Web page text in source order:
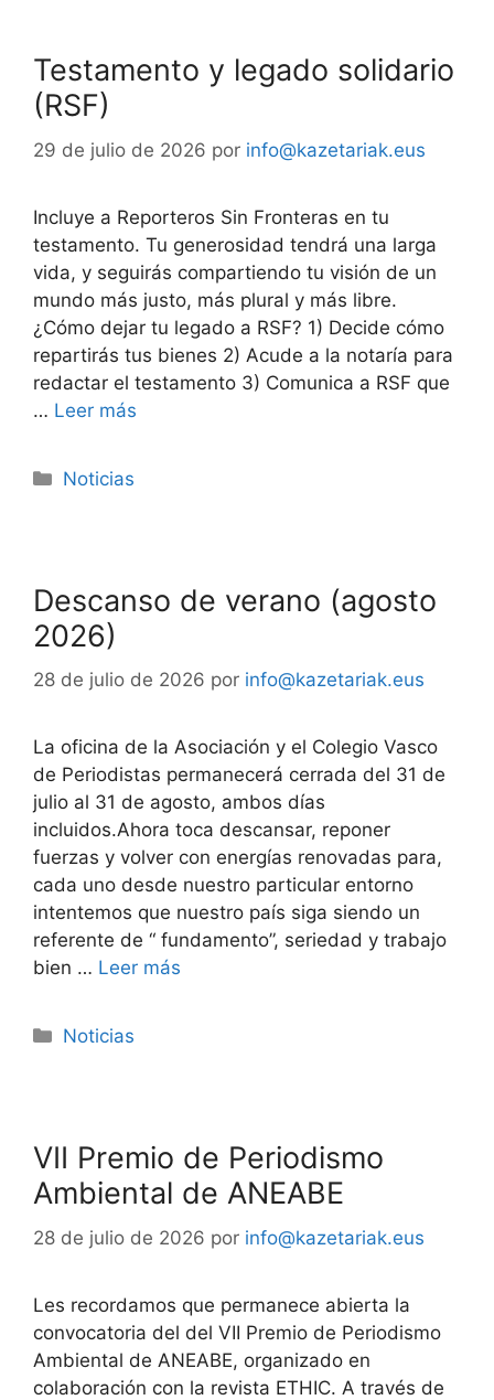
Testamento y legado solidario
(RSF)
29 de julio de 2026 por info@kazetariak.eus
Incluye a Reporteros Sin Fronteras en tu
testamento. Tu generosidad tendrá una larga
vida, y seguirás compartiendo tu visión de un
mundo más justo, más plural y más libre.
¿Cómo dejar tu legado a RSF? 1) Decide cómo
repartirás tus bienes 2) Acude a la notaría para
redactar el testamento 3) Comunica a RSF que
… Leer más
Noticias
Descanso de verano (agosto
2026)
28 de julio de 2026 por info@kazetariak.eus
La oficina de la Asociación y el Colegio Vasco
de Periodistas permanecerá cerrada del 31 de
julio al 31 de agosto, ambos días
incluidos.Ahora toca descansar, reponer
fuerzas y volver con energías renovadas para,
cada uno desde nuestro particular entorno
intentemos que nuestro país siga siendo un
referente de “ fundamento”, seriedad y trabajo
bien … Leer más
Noticias
VII Premio de Periodismo
Ambiental de ANEABE
28 de julio de 2026 por info@kazetariak.eus
Les recordamos que permanece abierta la
convocatoria del del VII Premio de Periodismo
Ambiental de ANEABE, organizado en
colaboración con la revista ETHIC. A través de